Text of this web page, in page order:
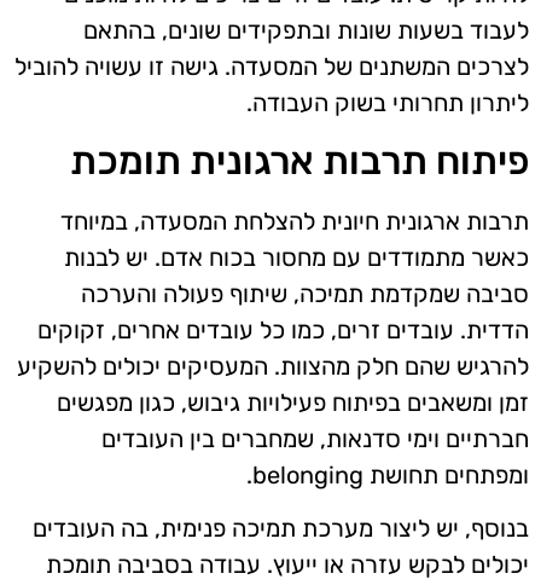
לעבוד בשעות שונות ובתפקידים שונים, בהתאם
לצרכים המשתנים של המסעדה. גישה זו עשויה להוביל
ליתרון תחרותי בשוק העבודה.
פיתוח תרבות ארגונית תומכת
תרבות ארגונית חיונית להצלחת המסעדה, במיוחד
כאשר מתמודדים עם מחסור בכוח אדם. יש לבנות
סביבה שמקדמת תמיכה, שיתוף פעולה והערכה
הדדית. עובדים זרים, כמו כל עובדים אחרים, זקוקים
להרגיש שהם חלק מהצוות. המעסיקים יכולים להשקיע
זמן ומשאבים בפיתוח פעילויות גיבוש, כגון מפגשים
חברתיים וימי סדנאות, שמחברים בין העובדים
ומפתחים תחושת belonging.
בנוסף, יש ליצור מערכת תמיכה פנימית, בה העובדים
יכולים לבקש עזרה או ייעוץ. עבודה בסביבה תומכת